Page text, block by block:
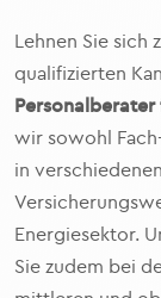
Lehnen Sie sich
qualifizierten
Personalberater
wir sowohl
in
Energiesektor.
Sie zudem bei